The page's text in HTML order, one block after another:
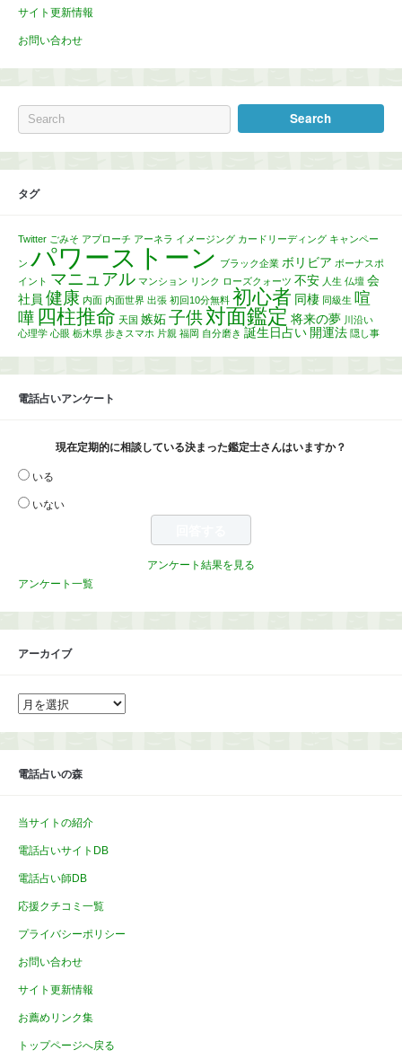
サイト更新情報
お問い合わせ
タグ
Twitter ごみそ アプローチ アーネラ イメージング カードリーディング キャンペー
ン パワーストーン ブラック企業 ボリビア ボーナスポ
イント マニュアル マンション リンク ローズクォーツ 不安 人生 仏壇 会
社員 健康 内面 内面世界 出張 初回10分無料 初心者 同棲 同級生 喧
嘩 四柱推命 天国 嫉妬子供対面鑑定 将来の夢 川沿い
心理学 心眼 栃木県 歩きスマホ 片親 福岡 自分磨き 誕生日占い 開運法 隠し事
電話占いアンケート
現在定期的に相談している決まった鑑定士さんはいますか？
いる
いない
アンケート結果を見る
アンケート一覧
アーカイブ
ア
ー
イ
電話占いの森
当サイトの紹介
電話占いサイトDB
電話占い師DB
応援クチコミ一覧
プライバシーポリシー
お問い合わせ
サイト更新情報
お薦めリンク集
トップページへ戻る